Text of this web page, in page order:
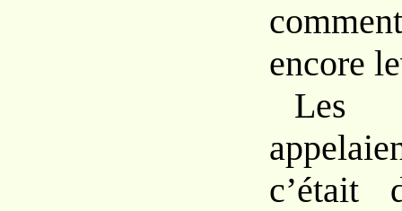
encore
Les
c’était